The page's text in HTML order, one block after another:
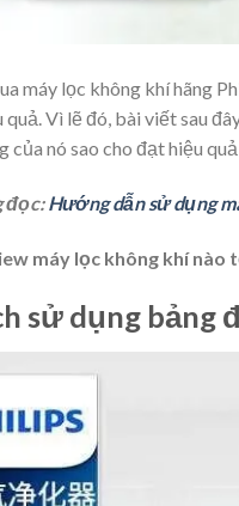
máy lọc không khí hãng
quả. Vì lẽ đó, bài viết sau
của nó sao cho đạt hiệu
đọc:Hướng dẫn sử dụng
máy lọc không khí nào
sử dụng bảng